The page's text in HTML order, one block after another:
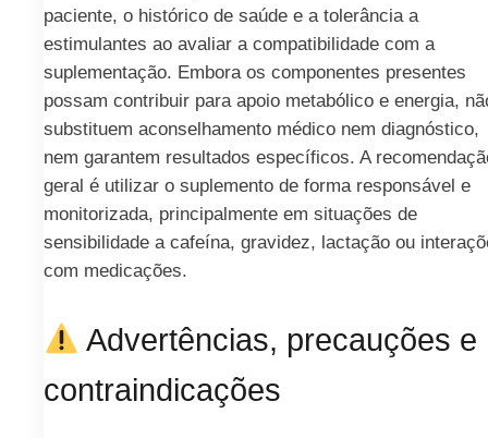
paciente, o histórico de saúde e a tolerância a
estimulantes ao avaliar a compatibilidade com a
suplementação. Embora os componentes presentes
possam contribuir para apoio metabólico e energia,
substituem aconselhamento médico nem diagnóstico,
nem garantem resultados específicos. A
geral é utilizar o suplemento de forma responsável e
monitorizada, principalmente em situações de
sensibilidade a cafeína, gravidez, lactação ou
com medicações.
Advertências, precauções e
contraindicações